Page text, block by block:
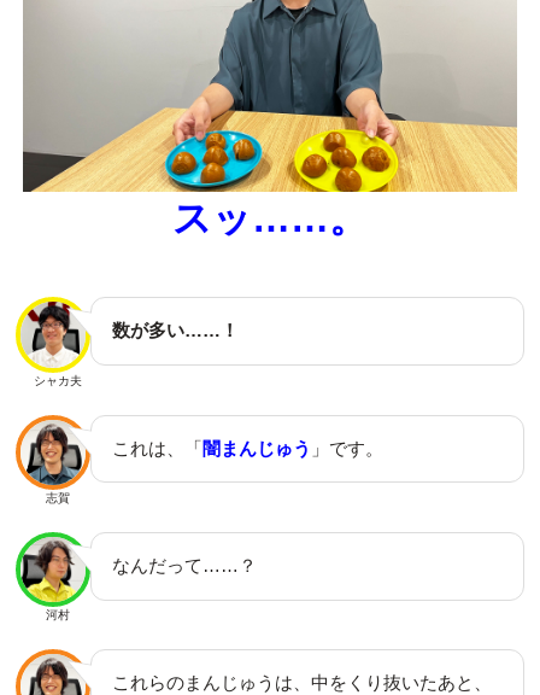
スッ……。
シャカ夫
数が多い……！
志賀
これは、「闇まんじゅう 」です。
河村
なんだって……？
これらのまんじゅうは、中をくり抜いたあと、